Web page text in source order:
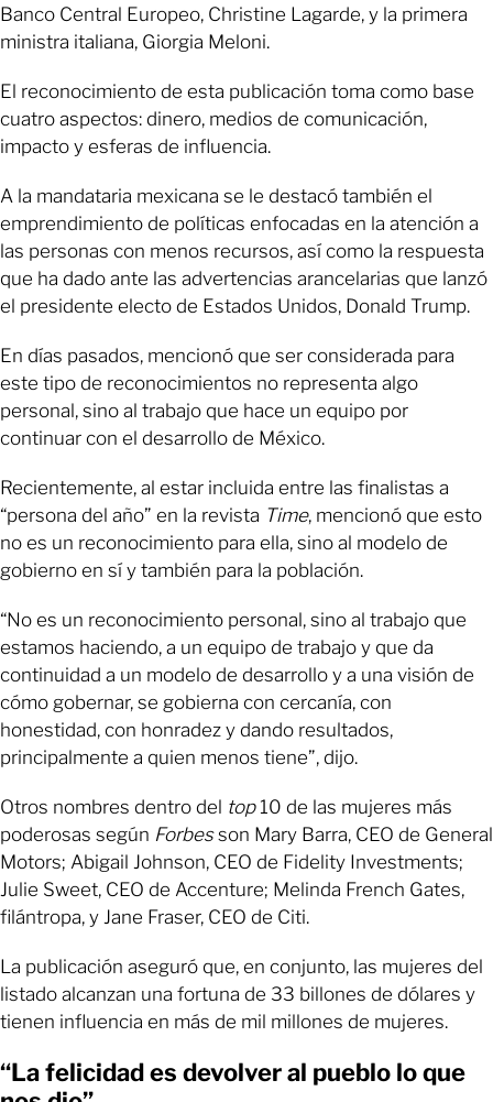
Banco Central Europeo, Christine Lagarde, y la primera
ministra italiana, Giorgia Meloni.
El reconocimiento de esta publicación toma como base
cuatro aspectos: dinero, medios de comunicación,
impacto y esferas de influencia.
A la mandataria mexicana se le destacó también el
emprendimiento de políticas enfocadas en la atención a
las personas con menos recursos, así como la respuesta
que ha dado ante las advertencias arancelarias que lanzó
el presidente electo de Estados Unidos, Donald Trump.
En días pasados, mencionó que ser considerada para
este tipo de reconocimientos no representa algo
personal, sino al trabajo que hace un equipo por
continuar con el desarrollo de México.
Recientemente, al estar incluida entre las finalistas a
“persona del año” en la revista Time, mencionó que esto
no es un reconocimiento para ella, sino al modelo de
gobierno en sí y también para la población.
“No es un reconocimiento personal, sino al trabajo que
estamos haciendo, a un equipo de trabajo y que da
continuidad a un modelo de desarrollo y a una visión de
cómo gobernar, se gobierna con cercanía, con
honestidad, con honradez y dando resultados,
principalmente a quien menos tiene”, dijo.
Otros nombres dentro del top10 de las mujeres más
poderosas según Forbesson Mary Barra, CEO de General
Motors; Abigail Johnson, CEO de Fidelity Investments;
Julie Sweet, CEO de Accenture; Melinda French Gates,
filántropa, y Jane Fraser, CEO de Citi.
La publicación aseguró que, en conjunto, las mujeres del
listado alcanzan una fortuna de 33 billones de dólares y
tienen influencia en más de mil millones de mujeres.
“La felicidad es devolver al pueblo lo que